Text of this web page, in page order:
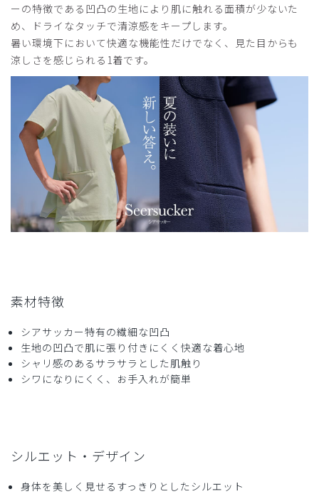
ーの特徴である凹凸の生地により肌に触れる面積が少ないた
め、ドライなタッチで清涼感をキープします。
暑い環境下において快適な機能性だけでなく、見た目からも
涼しさを感じられる1着です。
素材特徴
シアサッカー特有の繊細な凹凸
生地の凹凸で肌に張り付きにくく快適な着心地
シャリ感のあるサラサラとした肌触り
シワになりにくく、お手入れが簡単
シルエット・デザイン
身体を美しく見せるすっきりとしたシルエット